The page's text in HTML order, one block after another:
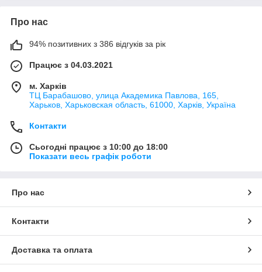
Про нас
94% позитивних з 386 відгуків за рік
Працює з 04.03.2021
м. Харків
ТЦ Барабашово, улица Академика Павлова, 165,
Харьков, Харьковская область, 61000, Харків, Україна
Контакти
Сьогодні працює з 10:00 до 18:00
Показати весь графік роботи
Про нас
Контакти
Доставка та оплата